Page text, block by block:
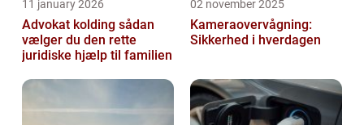
11 january 2026
Advokat kolding sådan
vælger du den rette
juridiske hjælp til familien
02 november 2025
Kameraovervågning:
Sikkerhed i hverdagen